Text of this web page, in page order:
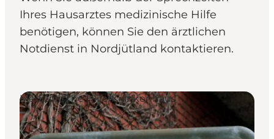
Unterkunft
Mach deine Urlaubsplanung
Ihres Hausarztes medizinische Hilfe
benötigen, können Sie den ärztlichen
Notdienst in Nordjütland kontaktieren.
Medizinische Hilfe/Krankenhaus